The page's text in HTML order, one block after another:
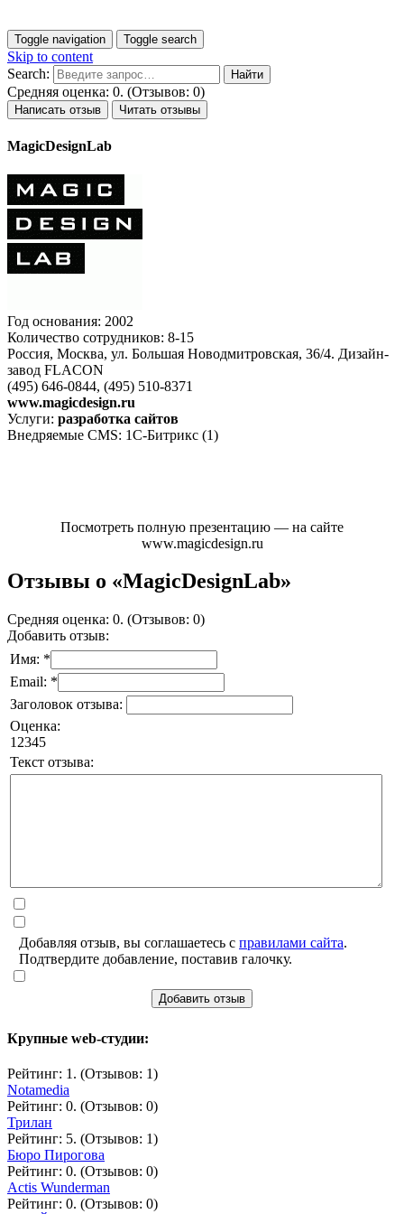
Toggle navigation Toggle search
Skip to content
Search:
Средняя оценка: 0. (Отзывов: 0)
Написать отзыв Читать отзывы
MagicDesignLab
Год основания: 2002
Количество сотрудников: 8-15
Россия, Москва, ул. Большая Новодмитровская, 36/4. Дизайн-
завод FLACON
(495) 646-0844, (495) 510-8371
www.magicdesign.ru
Услуги: разработка сайтов
Внедряемые CMS: 1С-Битрикс (1)
Посмотреть полную презентацию — на сайте
www.magicdesign.ru
Отзывы о «MagicDesignLab»
Средняя оценка: 0. (Отзывов: 0)
Добавить отзыв:
Имя: *
Email: *
Заголовок отзыва:
Оценка:
1 2345
Текст отзыва:
Добавляя отзыв, вы соглашаетесь с правилами сайта.
Подтвердите добавление, поставив галочку.
Добавить отзыв
Крупные web-студии:
Рейтинг: 1. (Отзывов: 1)
Notamedia
Рейтинг: 0. (Отзывов: 0)
Трилан
Рейтинг: 5. (Отзывов: 1)
Бюро Пирогова
Рейтинг: 0. (Отзывов: 0)
Actis Wunderman
Рейтинг: 0. (Отзывов: 0)